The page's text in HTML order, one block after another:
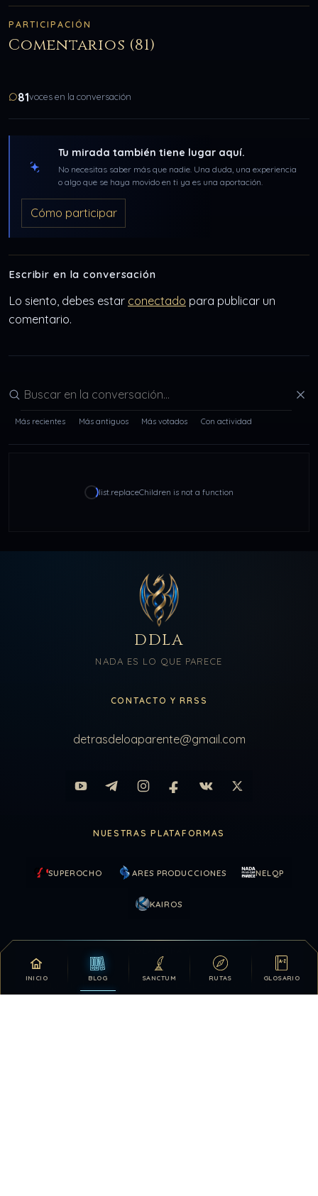
INICIO BLOG SANCTUM RUTAS GLOSARIO
PARTICIPACIÓN
Comentarios (81)
81voces en la conversación
Tu mirada también tiene lugar aquí.
No necesitas saber más que nadie. Una duda, una experiencia
o algo que se haya movido en ti ya es una aportación.
Cómo participar
Escribir en la conversación
Lo siento, debes estar conectado para publicar un
comentario.
Buscar en la conversación
Más recientes Más antiguos Más votados Con actividad
list.replaceChildren is not a function
DDLA
NADA ES LO QUE PARECE
CONTACTO Y RRSS
detrasdeloaparente@gmail.com
NUESTRAS PLATAFORMAS
SUPEROCHO ARES PRODUCCIONES NELQP
KAIROS
Tu apoyo hace posible que DDLA siga creciendo.